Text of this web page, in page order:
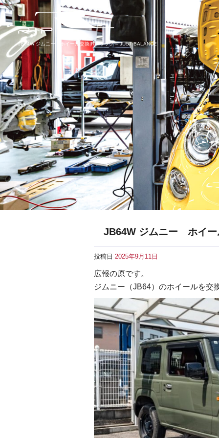
JB64W ジムニー ホイール交換|RIPリップ – JUST BALANCE
JB64W ジムニー ホイー
投稿日 2025年9月11日
広報の原です。
ジムニー（JB64）のホイールを交